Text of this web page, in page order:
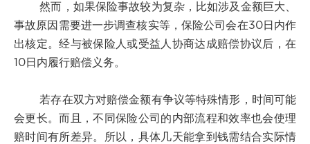
然而，如果保险事故较为复杂，比如涉及金额巨大、
事故原因需要进一步调查核实等，保险公司会在30日内作
出核定。经与被保险人或受益人协商达成赔偿协议后，在
10日内履行赔偿义务。
若存在双方对赔偿金额有争议等特殊情形，时间可能
会更长。而且，不同保险公司的内部流程和效率也会使理
赔时间有所差异。所以，具体几天能拿到钱需结合实际情